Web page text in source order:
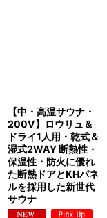
【中・高温サウナ・
200V】ロウリュ＆
ドライ1人用・乾式＆
湿式2WAY 断熱性・
保温性・防火に優れ
た断熱ドアとKHパネ
ルを採用した新世代
サウナ